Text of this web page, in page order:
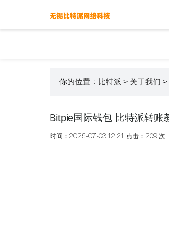
你的位置： 比特派 > 关于我们 >
Bitpie国际钱包 比特派转账
时间：2025-07-03 12:21 点击：209 次